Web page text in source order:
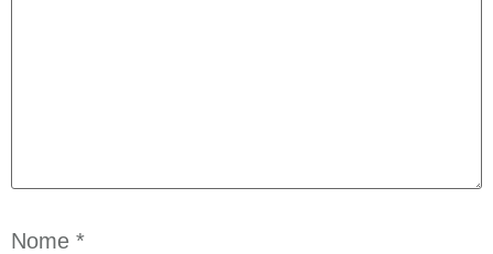
Nome *